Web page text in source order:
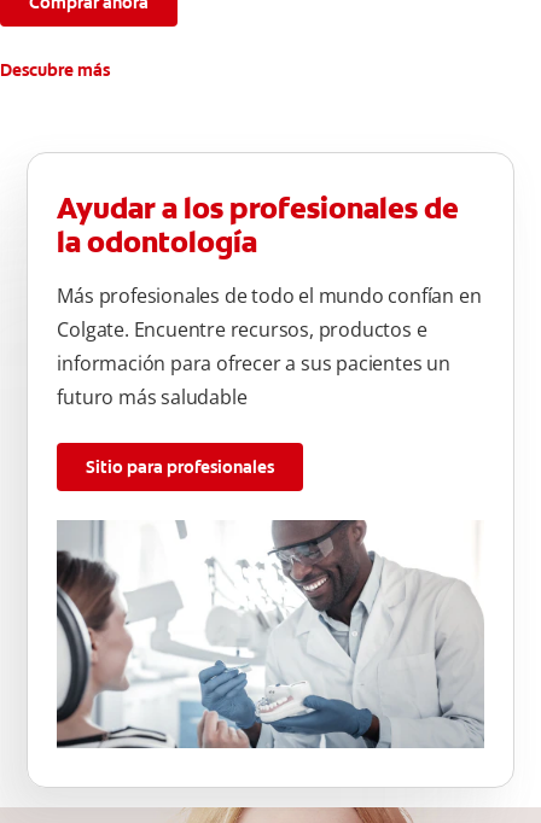
Descubre más
Ayudar a los profesionales de
la odontología
Más profesionales de todo el mundo confían en
Colgate. Encuentre recursos, productos e
información para ofrecer a sus pacientes un
futuro más saludable
Sitio para profesionales